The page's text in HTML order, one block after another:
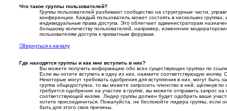
Что такое группы пользователей?
Группы пользователей разбивают сообщество на структурные части,
конференции. Каждый пользователь может состоять в нескольких
индивидуальные права доступа. Это облегчает администраторам
большому количеству пользователей, например, изменение
пользователям доступа к приватным форумам.
Вернуться к началу
Где находятся группы и как мне вступить в них?
Вы можете получить информацию обо всех существующих группах по
Если вы хотите вступить в одну из них, нажмите соответствующую
Некоторые могут требовать одобрения для вступления в них, могут быть
группа общедоступна, то вы можете запросить членство в ней, щёлкнув по
требуется одобрение на участие в группе, вы можете отправить запрос на
соответствующей кнопке. Лидер группы должен будет одобрить ваше
хотите присоединиться. Пожалуйста, не беспокойте лидера группы, если
быть для этого свои причины.